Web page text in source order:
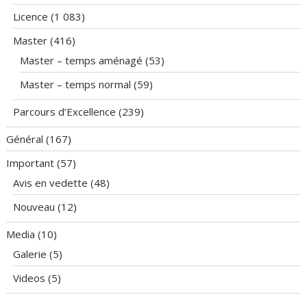
Licence (1 083)
Master (416)
Master – temps aménagé (53)
Master – temps normal (59)
Parcours d’Excellence (239)
Général (167)
Important (57)
Avis en vedette (48)
Nouveau (12)
Media (10)
Galerie (5)
Videos (5)